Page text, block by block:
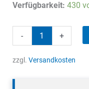
Verfügbarkeit: 430
-
Wandantenne
Menge
+
zzgl. Versandkosten